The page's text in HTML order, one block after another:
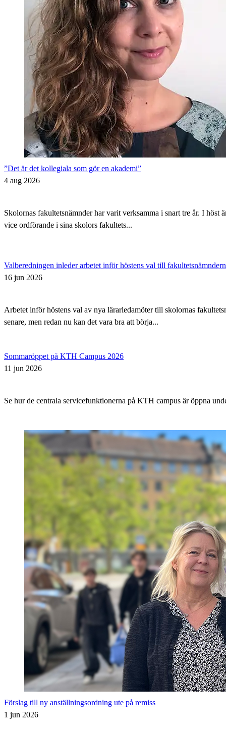
”Det är det kollegiala som gör en akademi”
4 aug 2026
Skolornas fakultetsnämnder har varit verksamma i snart tre år. I
vice ordförande i sina skolors fakultets...
Valberedningen inleder arbetet inför höstens val till
16 jun 2026
Arbetet inför höstens val av nya lärarledamöter till skolornas
senare, men redan nu kan det vara bra att börja...
Sommaröppet på KTH Campus 2026
11 jun 2026
Se hur de centrala servicefunktionerna på KTH campus är öppna
Förslag till ny anställningsordning ute på remiss
1 jun 2026